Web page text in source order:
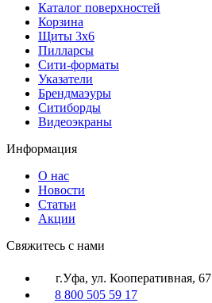
Каталог поверхностей
Корзина
Щиты 3х6
Пилларсы
Сити-форматы
Указатели
Брендмаэуры
Ситиборды
Видеоэкраны
Информация
О нас
Новости
Статьи
Акции
Cвяжитесь с нами
г.Уфа, ул. Кооперативная, 67
8 800 505 59 17